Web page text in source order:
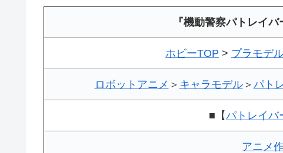
『機動警察パトレイ
ホビーTOP > プラモデ
ロボットアニメ ＞ キャラモデル＞ パト
■【パトレイバ
アニメ